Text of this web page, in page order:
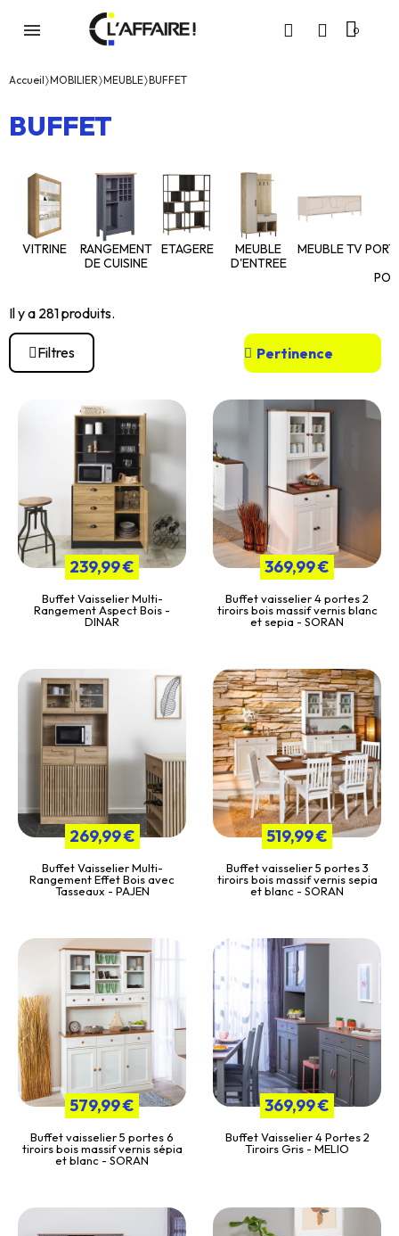
Accueil MOBILIER MEUBLE BUFFET
BUFFET
VITRINE
RANGEMENT
DE CUISINE
ETAGERE
MEUBLE
D'ENTREE
MEUBLE TV
Il y a 281 produits.
Filtres
239,99 €
Buffet Vaisselier Multi-
Rangement Aspect Bois -
DINAR
369,99 €
Buffet vaisselier 4 portes 2
tiroirs bois massif vernis blanc
et sepia - SORAN
269,99 €
Buffet Vaisselier Multi-
Rangement Effet Bois avec
Tasseaux - PAJEN
519,99 €
Buffet vaisselier 5 portes 3
tiroirs bois massif vernis sepia
et blanc - SORAN
579,99 €
Buffet vaisselier 5 portes 6
tiroirs bois massif vernis sépia
et blanc - SORAN
369,99 €
Buffet Vaisselier 4 Portes 2
Tiroirs Gris - MELIO